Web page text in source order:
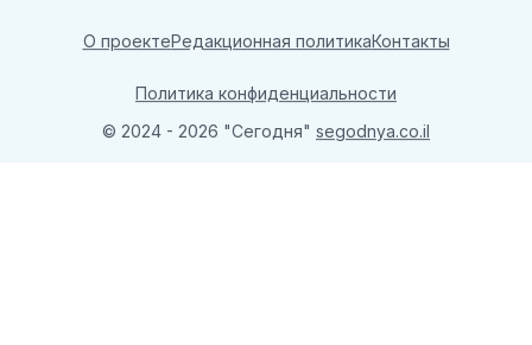
О проектеРедакционная политикаКонтакты
Политика конфиденциальности
© 2024 - 2026 "Сегодня" segodnya.co.il